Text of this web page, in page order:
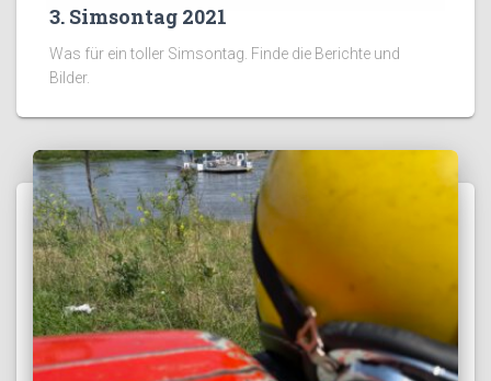
3. Simsontag 2021
Was für ein toller Simsontag. Finde die Berichte und
Bilder.